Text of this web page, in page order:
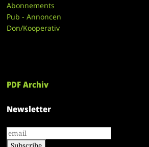
Abonnements
Pub - Annoncen
Don/Kooperativ
PDF Archiv
Newsletter